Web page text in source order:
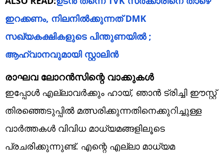
ഇറക്കണം, നിലനിൽക്കുന്നത് DMK
സഖ്യകക്ഷികളുടെ പിന്തുണയിൽ ;
ആഹ്വാനവുമായി സ്റ്റാലിൻ
രാഘവ ലോറൻസിന്റെ വാക്കുകൾ
ഇപ്പോൾ എല്ലാവർക്കും ഹായ്, ഞാൻ ട്രിച്ചി ഈസ്റ്റ്
തിരഞ്ഞെടുപ്പിൽ മത്സരിക്കുന്നതിനെക്കുറിച്ചുള്ള
വാർത്തകൾ വിവിധ മാധ്യമങ്ങളിലൂടെ
പ്രചരിക്കുന്നുണ്ട്. എന്റെ എല്ലാ മാധ്യമ